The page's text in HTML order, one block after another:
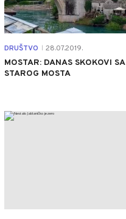
DRUŠTVO 28.07.2019.
MOSTAR: DANAS SKOKOVI SA
STAROG MOSTA